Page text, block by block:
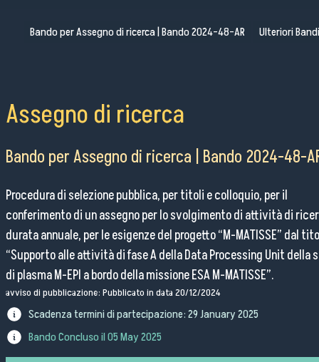
Bando per Assegno di ricerca | Bando 2024-48-AR Ulteriori
Assegno di ricerca
Bando per Assegno di ricerca | Bando 2024-48-
Procedura di selezione pubblica, per titoli e colloquio, per il
conferimento di un assegno per lo svolgimento di attività di
durata annuale, per le esigenze del progetto “M-MATISSE” dal
“Supporto alle attività di fase A della Data Processing Unit della
di plasma M-EPI a bordo della missione ESA M-MATISSE”.
avviso di pubblicazione: Pubblicato in data 20/12/2024
Scadenza termini di partecipazione:29 January 2025
Bando Concluso il05 May 2025
Come raggiungerci
Lavora con noi
Amministrazione Trasparente
Organigramma
FSL - Formazione Scuola Lavoro
Per il personale